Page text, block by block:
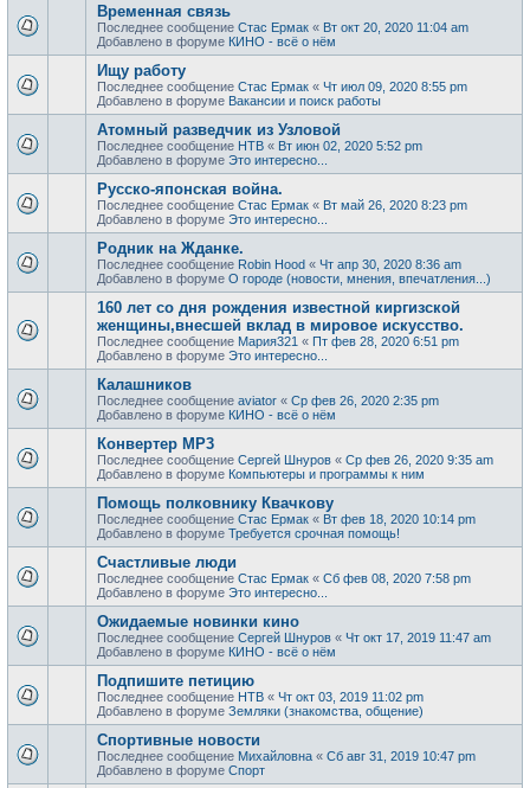
Временная связь
Последнее сообщение Стас Ермак « Вт окт 20, 2020 11:04 am
Добавлено в форуме КИНО - всё о нём
Ищу работу
Последнее сообщение Стас Ермак « Чт июл 09, 2020 8:55 pm
Добавлено в форуме Вакансии и поиск работы
Атомный разведчик из Узловой
Последнее сообщение НТВ « Вт июн 02, 2020 5:52 pm
Добавлено в форуме Это интересно...
Русско-японская война.
Последнее сообщение Стас Ермак « Вт май 26, 2020 8:23 pm
Добавлено в форуме Это интересно...
Родник на Жданке.
Последнее сообщение Robin Hood « Чт апр 30, 2020 8:36 am
Добавлено в форуме О городе (новости, мнения, впечатления...)
160 лет со дня рождения известной киргизской
женщины,внесшей вклад в мировое искусство.
Последнее сообщение Мария321 « Пт фев 28, 2020 6:51 pm
Добавлено в форуме Это интересно...
Калашников
Последнее сообщение aviator « Ср фев 26, 2020 2:35 pm
Добавлено в форуме КИНО - всё о нём
Конвертер MP3
Последнее сообщение Сергей Шнуров « Ср фев 26, 2020 9:35 am
Добавлено в форуме Компьютеры и программы к ним
Помощь полковнику Квачкову
Последнее сообщение Стас Ермак « Вт фев 18, 2020 10:14 pm
Добавлено в форуме Требуется срочная помощь!
Счастливые люди
Последнее сообщение Стас Ермак « Сб фев 08, 2020 7:58 pm
Добавлено в форуме Это интересно...
Ожидаемые новинки кино
Последнее сообщение Сергей Шнуров « Чт окт 17, 2019 11:47 am
Добавлено в форуме КИНО - всё о нём
Подпишите петицию
Последнее сообщение НТВ « Чт окт 03, 2019 11:02 pm
Добавлено в форуме Земляки (знакомства, общение)
Спортивные новости
Последнее сообщение Михайловна « Сб авг 31, 2019 10:47 pm
Добавлено в форуме Спорт